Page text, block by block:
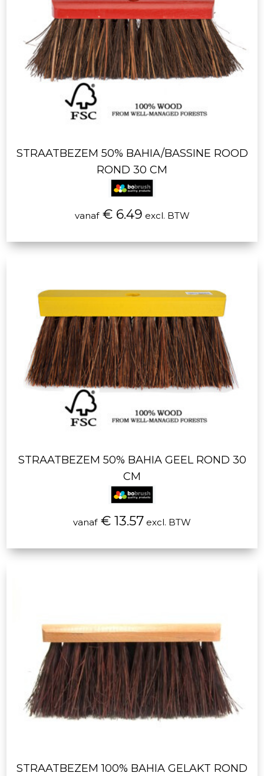
STRAATBEZEM 50% BAHIA/BASSINE ROOD
ROND 30 CM
vanaf€ 6.49 excl. BTW
STRAATBEZEM 50% BAHIA GEEL ROND 30
CM
vanaf€ 13.57 excl. BTW
STRAATBEZEM 100% BAHIA GELAKT ROND